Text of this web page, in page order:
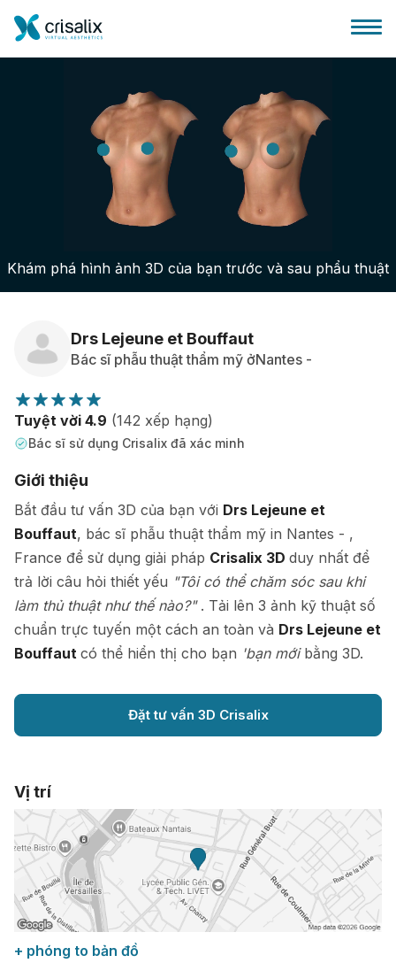
Bác sĩ phẫu thuật
Nền tảng kinh doanh 3D
Gói
Đánh giá của bệnh nhân
Khám phá hình ảnh 3D của bạn trước và sau phẩu thuật
Drs Lejeune et Bouffaut
Bác sĩ phẫu thuật thẩm mỹ ởNantes -
Tuyệt vời 4.9 (142 xếp hạng)
Bác sĩ sử dụng Crisalix đã xác minh
Giới thiệu
Bắt đầu tư vấn 3D của bạn với Drs Lejeune et
Bouffaut, bác sĩ phẫu thuật thẩm mỹ in Nantes - ,
France để sử dụng giải pháp Crisalix 3D duy nhất để
trả lời câu hỏi thiết yếu "Tôi có thể chăm sóc sau khi
làm thủ thuật như thế nào?" . Tải lên 3 ảnh kỹ thuật số
chuẩn trực tuyến một cách an toàn và Drs Lejeune et
Bouffaut có thể hiển thị cho bạn 'bạn mới bằng 3D.
Đặt tư vấn 3D Crisalix
Vị trí
+ phóng to bản đồ